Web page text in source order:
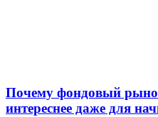
Почему фондовый
интереснее даже для